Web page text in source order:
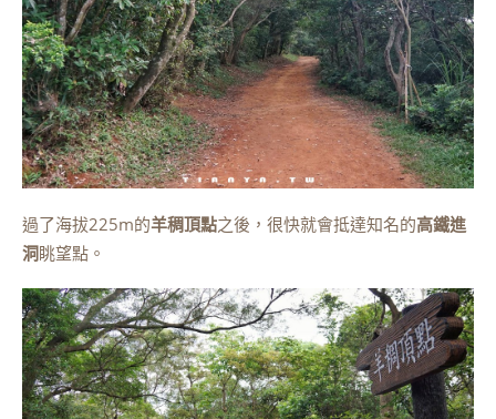
過了海拔225m的羊稠頂點之後，很快就會抵達知名的高鐵進
洞眺望點。